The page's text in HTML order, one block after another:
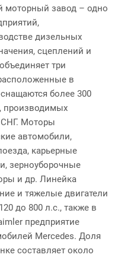
моторный завод – одно
дизельных
сцеплений и
три
в
более 300
производимых
СНГ. Моторы
автомобили,
карьерные
зерноуборочные
и др. Линейка
и тяжелые двигатели
до 800 л.с., также в
предприятие
Mercedes. Доля
составляет около